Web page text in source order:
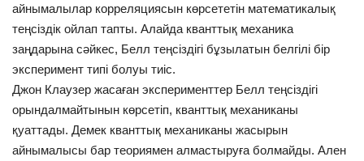
айнымалылар корреляциясын көрсететін математикалық
теңсіздік ойлап тапты. Алайда кванттық механика
заңдарына сәйкес, Белл теңсіздігі бұзылатын белгілі бір
эксперимент типі болуы тиіс.
Джон Клаузер жасаған эксперименттер Белл теңсіздігі
орындалмайтынын көрсетіп, кванттық механиканы
қуаттады. Демек кванттық механиканы жасырын
айнымалысы бар теориямен алмастыруға болмайды. Ален